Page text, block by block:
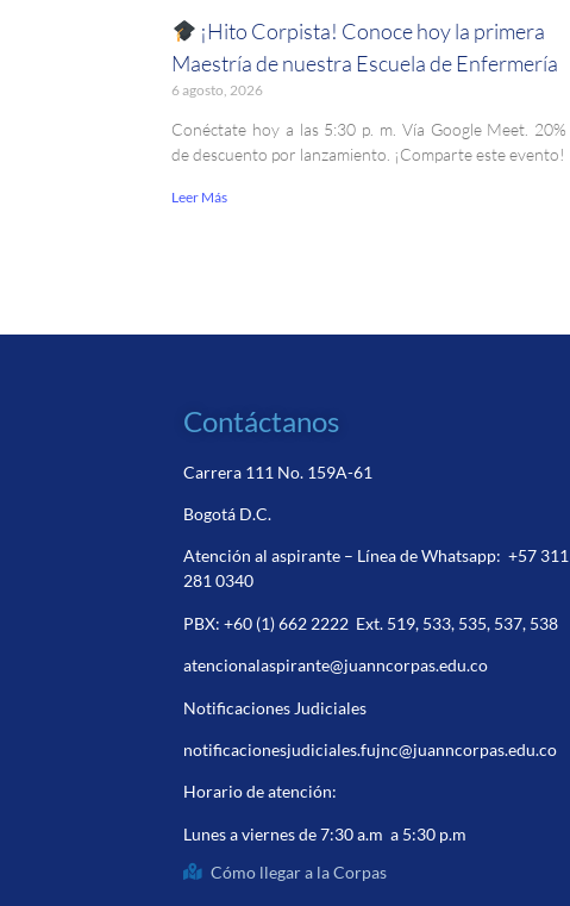
¡Hito Corpista! Conoce hoy la primera
Maestría de nuestra Escuela de Enfermería
6 agosto, 2026
Conéctate hoy a las 5:30 p. m. Vía Google Meet. 20%
de descuento por lanzamiento. ¡Comparte este evento!
Leer Más
Contáctanos
Carrera 111 No. 159A-61
Bogotá D.C.
Atención al aspirante – Línea de Whatsapp:+57 311
281 0340
PBX:+60 (1) 662 2222 Ext. 519, 533, 535, 537, 538
atencionalaspirante@juanncorpas.edu.co
Notificaciones Judiciales
notificacionesjudiciales.fujnc@juanncorpas.edu.co
Horario de atención:
Lunes a viernes de 7:30 a.m a 5:30 p.m
Cómo llegar a la Corpas